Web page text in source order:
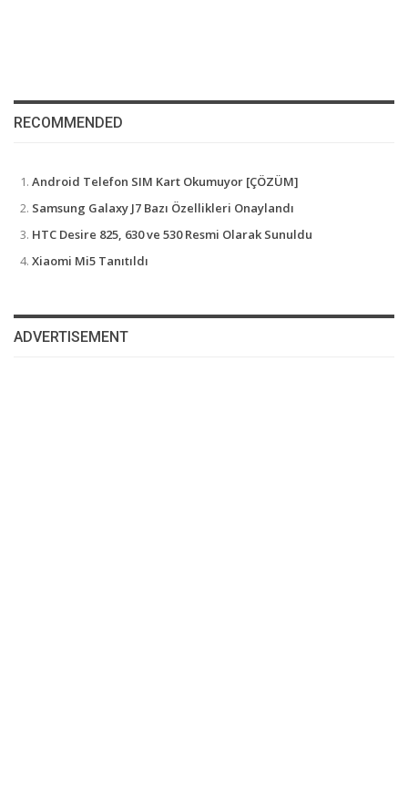
RECOMMENDED
Android Telefon SIM Kart Okumuyor [ÇÖZÜM]
Samsung Galaxy J7 Bazı Özellikleri Onaylandı
HTC Desire 825, 630 ve 530 Resmi Olarak Sunuldu
Xiaomi Mi5 Tanıtıldı
ADVERTISEMENT